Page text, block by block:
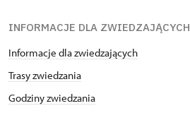
INFORMACJE DLA ZWIEDZAJĄCYCH
Informacje dla zwiedzających
Trasy zwiedzania
Godziny zwiedzania